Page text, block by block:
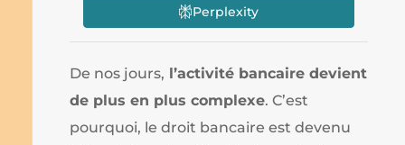
Perplexity
De nos jours, l’activité bancaire devient
de plus en plus complexe. C’est
pourquoi, le droit bancaire est devenu